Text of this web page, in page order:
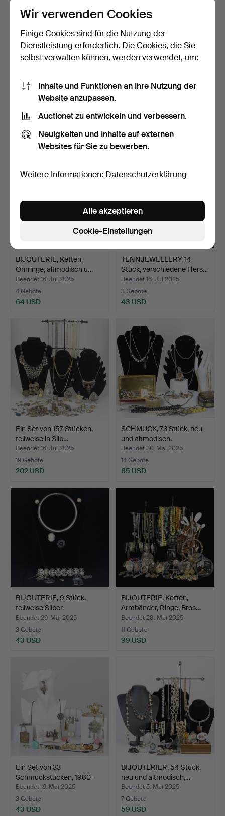
Ein 11-teiliges Set,
zeitgenössisch, teilw…
5 Gebote
49 USD
BIJOUTERIER, 42 Stück,
169 USD
BIJOUTERIE, Ketten,
Ohrringe, altmodisch u…
Beendet 16. Jul 2025
4 Gebote
64 USD
TENNJEWELLERY, 14
Stück, verschiedene Hers…
Beendet 16. Jul 2025
3 Gebote
43 USD
Ein Set von 157 Stücken,
teilweise in Silb…
Beendet 16. Jul 2025
19 Gebote
202 USD
SCHMUCK, 73 Stück, neu
und altmodisch.
Beendet 30. Mai 2025
14 Gebote
85 USD
BIJOUTERIE, 9 Stück,
teilweise Silber.
Beendet 29. Mai 2025
3 Gebote
43 USD
BIJOUTERIE, Ketten,
Armbänder, Ringe, Bros…
Beendet 28. Mai 2025
11 Gebote
99 USD
Ein Set von 33
Schmuckstücken, 1980-
2000, …
Beendet 19. Mai 2025
3 Gebote
43 USD
BIJOUTERIER, 54 Stück,
neu und altmodisch,…
Beendet 5. Mai 2025
7 Gebote
59 USD
Wir verwenden Cookies
Einige Cookies sind für die Nutzung der
Dienstleistung erforderlich. Die Cookies, die Sie
selbst verwalten können, werden verwendet, um:
Inhalte und Funktionen an Ihre Nutzung der
Website anzupassen.
Auctionet zu entwickeln und verbessern.
Neuigkeiten und Inhalte auf externen
Websites für Sie zu bewerben.
Weitere Informationen: Datenschutzerklärung
Cookie-Einstellungen
Alle akzeptieren